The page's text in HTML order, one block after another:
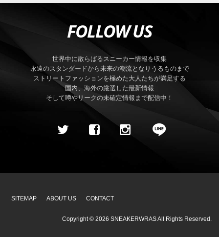
FOLLOW US
世界中に散らばるスニーカー情報を収集
永遠のスタンダードから未来の潮流となりうるものまで
ストリートファッションを極めた大人たちが満足する
国内、海外の厳選した最新情報
そして噂やリークの未確定情報まで配信中！
SITEMAP ABOUT US CONTACT
Copyright © 2026 SNEAKERWRASAll Rights Reserved.